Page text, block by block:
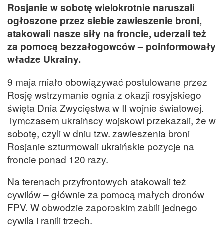
Rosjanie w sobotę wielokrotnie naruszali
ogłoszone przez siebie zawieszenie broni,
atakowali nasze siły na froncie, uderzali też
za pomocą bezzałogowców – poinformowały
władze Ukrainy.
9 maja miało obowiązywać postulowane przez
Rosję wstrzymanie ognia z okazji rosyjskiego
święta Dnia Zwycięstwa w II wojnie światowej.
Tymczasem ukraińscy wojskowi przekazali, że w
sobotę, czyli w dniu tzw. zawieszenia broni
Rosjanie szturmowali ukraińskie pozycje na
froncie ponad 120 razy.
Na terenach przyfrontowych atakowali też
cywilów – głównie za pomocą małych dronów
FPV. W obwodzie zaporoskim zabili jednego
cywila i ranili trzech.